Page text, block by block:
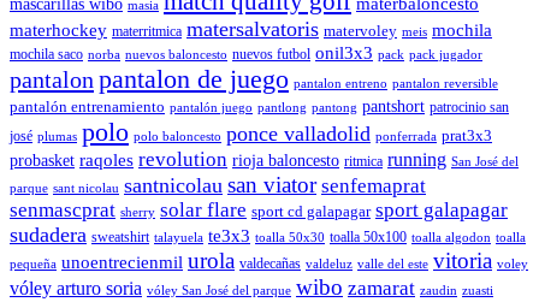
masia
materhockey materritmica matersalvatoris matervoley meis mochila
mochila saco norba nuevos baloncesto nuevos futbol onil3x3 pack pack jugador
pantalon pantalon de juego pantalon entreno pantalon reversible
pantalón entrenamiento pantalón juego pantlong pantong pantshort patrocinio san
josé plumas polo polo baloncesto ponce valladolid ponferrada prat3x3
probasket raqoles revolution rioja baloncesto ritmica running San José del
parque sant nicolau santnicolau san viator senfemaprat
senmascprat sherry solar flare sport cd galapagar sport galapagar
sudadera sweatshirt talayuela te3x3 toalla 50x30 toalla 50x100 toalla algodon toalla
pequeña unoentrecienmil urola valdecañas valdeluz valle del este vitoria voley
vóley arturo soria vóley San José del parque wibo zamarat zaudin zuasti